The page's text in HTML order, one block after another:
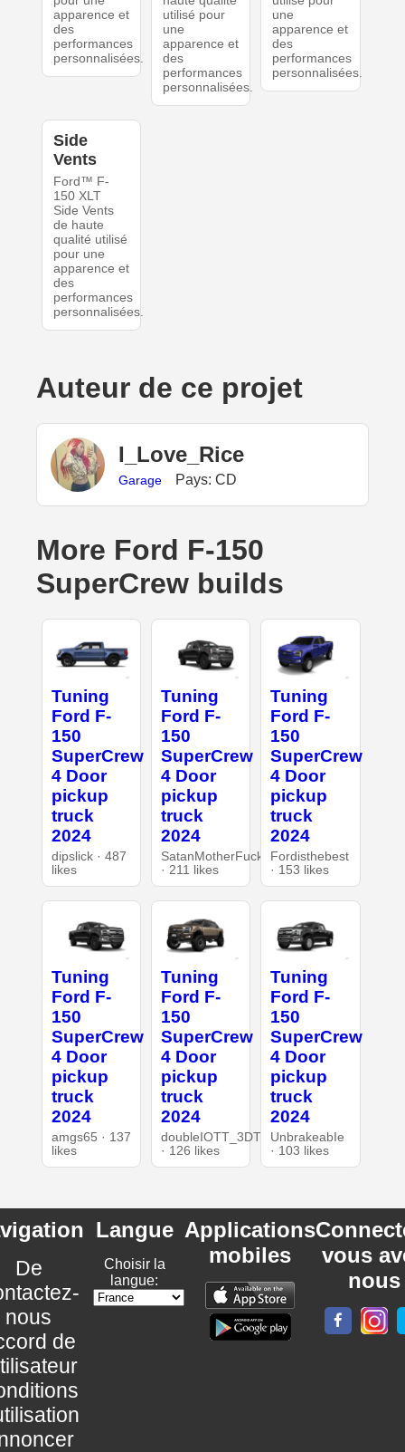
apparence et
des
performances
personnalisées.
utilisé pour
une
apparence et
des
performances
personnalisées.
une
apparence et
des
performances
personnalisées.
Side
Vents
Ford™ F-
150 XLT
Side Vents
de haute
qualité utilisé
pour une
apparence et
des
performances
personnalisées.
Auteur de ce projet
I_Love_Rice
Garage Pays: CD
More Ford F-150
SuperCrew builds
Tuning
Ford F-
150
SuperCrew
4 Door
pickup
truck
2024
dipslick · 487
likes
Tuning
Ford F-
150
SuperCrew
4 Door
pickup
truck
2024
SatanMotherFucker
· 211 likes
Tuning
Ford F-
150
SuperCrew
4 Door
pickup
truck
2024
Fordisthebest
· 153 likes
Tuning
Ford F-
150
SuperCrew
4 Door
pickup
truck
2024
amgs65 · 137
likes
Tuning
Ford F-
150
SuperCrew
4 Door
pickup
truck
2024
doubleIOTT_3DT
· 126 likes
Tuning
Ford F-
150
SuperCrew
4 Door
pickup
truck
2024
UnbrakeabIe
· 103 likes
De
nous
de
Langue
Choisir la
langue:
Applications
mobiles
vous
nous